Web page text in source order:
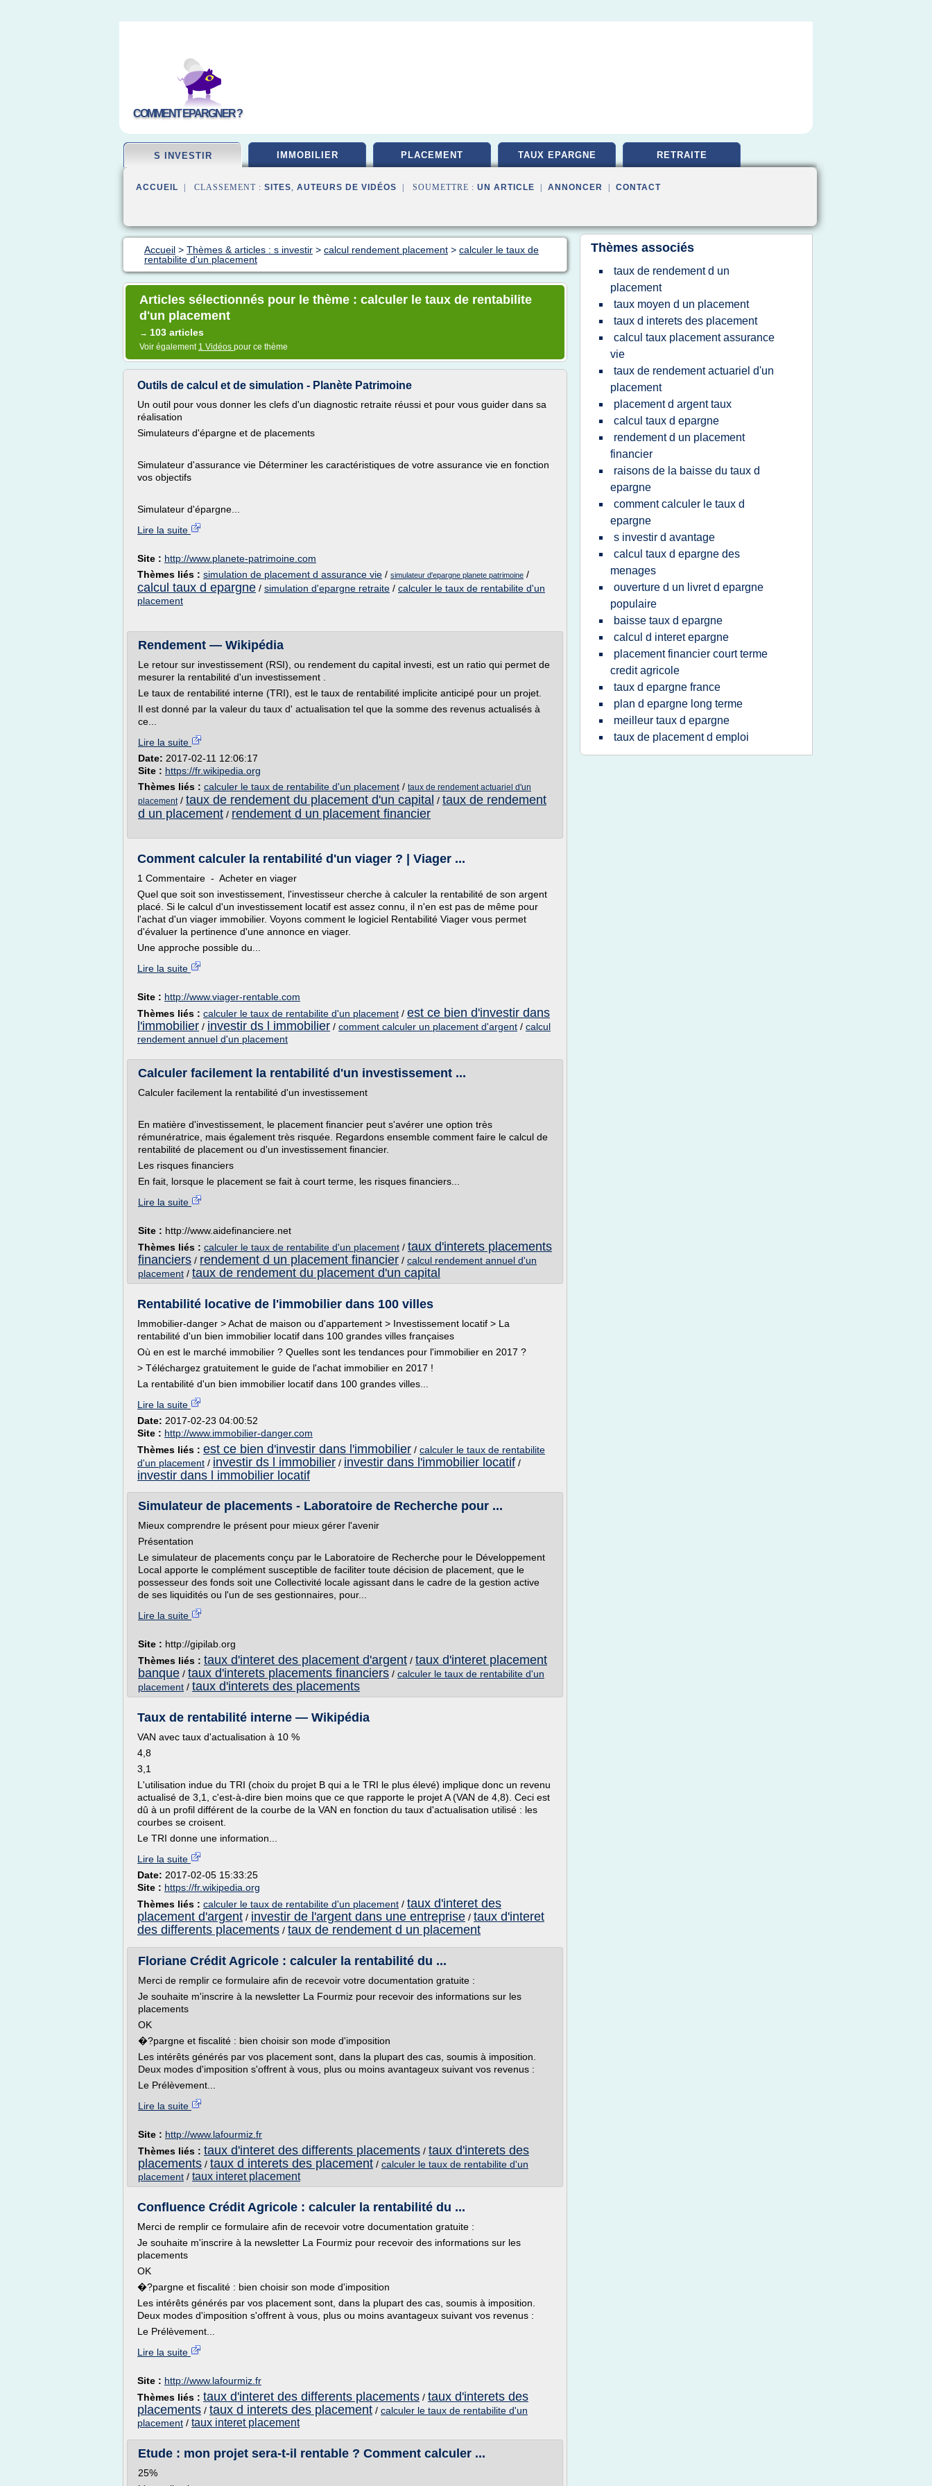
COMMENT EPARGNER ?
S INVESTIR IMMOBILIER PLACEMENT TAUX EPARGNE RETRAITE
ACCUEIL | CLASSEMENT : SITES, AUTEURS DE VIDÉOS | SOUMETTRE : UN ARTICLE ANNONCER CONTACT
Accueil > Thèmes & articles : s investir > calcul rendement placement > calculer le taux de
rentabilite d'un placement
Articles sélectionnés pour le thème : calculer le taux de rentabilite
d'un placement
→ 103 articles
Voir également 1 Vidéos pour ce thème
Outils de calcul et de simulation - Planète Patrimoine
Un outil pour vous donner les clefs d'un diagnostic retraite réussi et pour vous guider dans sa
réalisation
Simulateurs d'épargne et de placements
Simulateur d'assurance vie Déterminer les caractéristiques de votre assurance vie en fonction
vos objectifs
Simulateur d'épargne...
Lire la suite
Site : http://www.planete-patrimoine.com
Thèmes liés : simulation de placement d assurance vie / simulateur d'epargne planete patrimoine /
calcul taux d epargne / simulation d'epargne retraite / calculer le taux de rentabilite d'un
placement
Rendement — Wikipédia
Le retour sur investissement (RSI), ou rendement du capital investi, est un ratio qui permet de
mesurer la rentabilité d'un investissement .
Le taux de rentabilité interne (TRI), est le taux de rentabilité implicite anticipé pour un projet.
Il est donné par la valeur du taux d' actualisation tel que la somme des revenus actualisés à
ce...
Lire la suite
Date: 2017-02-11 12:06:17
Site : https://fr.wikipedia.org
Thèmes liés : calculer le taux de rentabilite d'un placement / taux de rendement actuariel d'un
placement/ taux de rendement du placement d'un capital / taux de rendement
d un placement / rendement d un placement financier
Comment calculer la rentabilité d'un viager ? | Viager ...
1 Commentaire - Acheter en viager
Quel que soit son investissement, l'investisseur cherche à calculer la rentabilité de son argent
placé. Si le calcul d'un investissement locatif est assez connu, il n'en est pas de même pour
l'achat d'un viager immobilier. Voyons comment le logiciel Rentabilité Viager vous permet
d'évaluer la pertinence d'une annonce en viager.
Une approche possible du...
Lire la suite
Site : http://www.viager-rentable.com
Thèmes liés : calculer le taux de rentabilite d'un placement / est ce bien d'investir dans
l'immobilier / investir ds l immobilier / comment calculer un placement d'argent / calcul
rendement annuel d'un placement
Calculer facilement la rentabilité d'un investissement ...
Calculer facilement la rentabilité d'un investissement
En matière d'investissement, le placement financier peut s'avérer une option très
rémunératrice, mais également très risquée. Regardons ensemble comment faire le calcul de
rentabilité de placement ou d'un investissement financier.
Les risques financiers
En fait, lorsque le placement se fait à court terme, les risques financiers...
Lire la suite
Site : http://www.aidefinanciere.net
Thèmes liés : calculer le taux de rentabilite d'un placement / taux d'interets placements
financiers / rendement d un placement financier / calcul rendement annuel d'un
placement / taux de rendement du placement d'un capital
Rentabilité locative de l'immobilier dans 100 villes
Immobilier-danger > Achat de maison ou d'appartement > Investissement locatif > La
rentabilité d'un bien immobilier locatif dans 100 grandes villes françaises
Où en est le marché immobilier ? Quelles sont les tendances pour l'immobilier en 2017 ?
> Téléchargez gratuitement le guide de l'achat immobilier en 2017 !
La rentabilité d'un bien immobilier locatif dans 100 grandes villes...
Lire la suite
Date: 2017-02-23 04:00:52
Site : http://www.immobilier-danger.com
Thèmes liés : est ce bien d'investir dans l'immobilier / calculer le taux de rentabilite
d'un placement / investir ds l immobilier / investir dans l'immobilier locatif /
investir dans l immobilier locatif
Simulateur de placements - Laboratoire de Recherche pour ...
Mieux comprendre le présent pour mieux gérer l'avenir
Présentation
Le simulateur de placements conçu par le Laboratoire de Recherche pour le Développement
Local apporte le complément susceptible de faciliter toute décision de placement, que le
possesseur des fonds soit une Collectivité locale agissant dans le cadre de la gestion active
de ses liquidités ou l'un de ses gestionnaires, pour...
Lire la suite
Site : http://gipilab.org
Thèmes liés : taux d'interet des placement d'argent / taux d'interet placement
banque / taux d'interets placements financiers / calculer le taux de rentabilite d'un
placement / taux d'interets des placements
Taux de rentabilité interne — Wikipédia
VAN avec taux d'actualisation à 10 %
4,8
3,1
L'utilisation indue du TRI (choix du projet B qui a le TRI le plus élevé) implique donc un revenu
actualisé de 3,1, c'est-à-dire bien moins que ce que rapporte le projet A (VAN de 4,8). Ceci est
dû à un profil différent de la courbe de la VAN en fonction du taux d'actualisation utilisé : les
courbes se croisent.
Le TRI donne une information...
Lire la suite
Date: 2017-02-05 15:33:25
Site : https://fr.wikipedia.org
Thèmes liés : calculer le taux de rentabilite d'un placement / taux d'interet des
placement d'argent / investir de l'argent dans une entreprise / taux d'interet
des differents placements / taux de rendement d un placement
Floriane Crédit Agricole : calculer la rentabilité du ...
Merci de remplir ce formulaire afin de recevoir votre documentation gratuite :
Je souhaite m'inscrire à la newsletter La Fourmiz pour recevoir des informations sur les
placements
OK
�?pargne et fiscalité : bien choisir son mode d'imposition
Les intérêts générés par vos placement sont, dans la plupart des cas, soumis à imposition.
Deux modes d'imposition s'offrent à vous, plus ou moins avantageux suivant vos revenus :
Le Prélèvement...
Lire la suite
Site : http://www.lafourmiz.fr
Thèmes liés : taux d'interet des differents placements / taux d'interets des
placements / taux d interets des placement / calculer le taux de rentabilite d'un
placement / taux interet placement
Confluence Crédit Agricole : calculer la rentabilité du ...
Merci de remplir ce formulaire afin de recevoir votre documentation gratuite :
Je souhaite m'inscrire à la newsletter La Fourmiz pour recevoir des informations sur les
placements
OK
�?pargne et fiscalité : bien choisir son mode d'imposition
Les intérêts générés par vos placement sont, dans la plupart des cas, soumis à imposition.
Deux modes d'imposition s'offrent à vous, plus ou moins avantageux suivant vos revenus :
Le Prélèvement...
Lire la suite
Site : http://www.lafourmiz.fr
Thèmes liés : taux d'interet des differents placements / taux d'interets des
placements / taux d interets des placement / calculer le taux de rentabilite d'un
placement / taux interet placement
Etude : mon projet sera-t-il rentable ? Comment calculer ...
25%
Thèmes associés
taux de rendement d un
placement
taux moyen d un placement
taux d interets des placement
calcul taux placement assurance
vie
taux de rendement actuariel d'un
placement
placement d argent taux
calcul taux d epargne
rendement d un placement
financier
raisons de la baisse du taux d
epargne
comment calculer le taux d
epargne
s investir d avantage
calcul taux d epargne des
menages
ouverture d un livret d epargne
populaire
baisse taux d epargne
calcul d interet epargne
placement financier court terme
credit agricole
taux d epargne france
plan d epargne long terme
meilleur taux d epargne
taux de placement d emploi